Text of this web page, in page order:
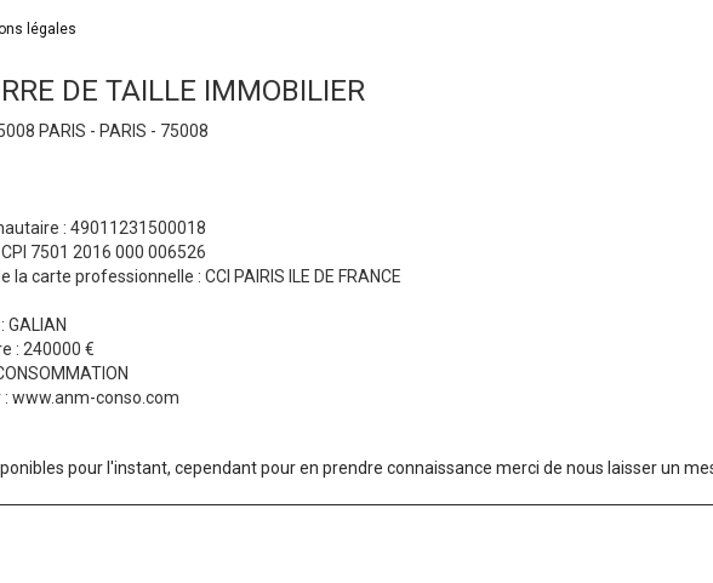
légales
DE TAILLE IMMOBILIER
PARIS - PARIS - 75008
: 49011231500018
7501 2016 000 006526
carte professionnelle : CCI PAIRIS ILE DE FRANCE
: 240000 €
www.anm-conso.com
pour l'instant, cependant pour en prendre connaissance merci de nous laisser un